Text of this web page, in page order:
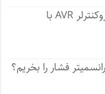
دانلود کتاب 11 پروژه میکروکنترلر AVR با
فشار را بخریم؟